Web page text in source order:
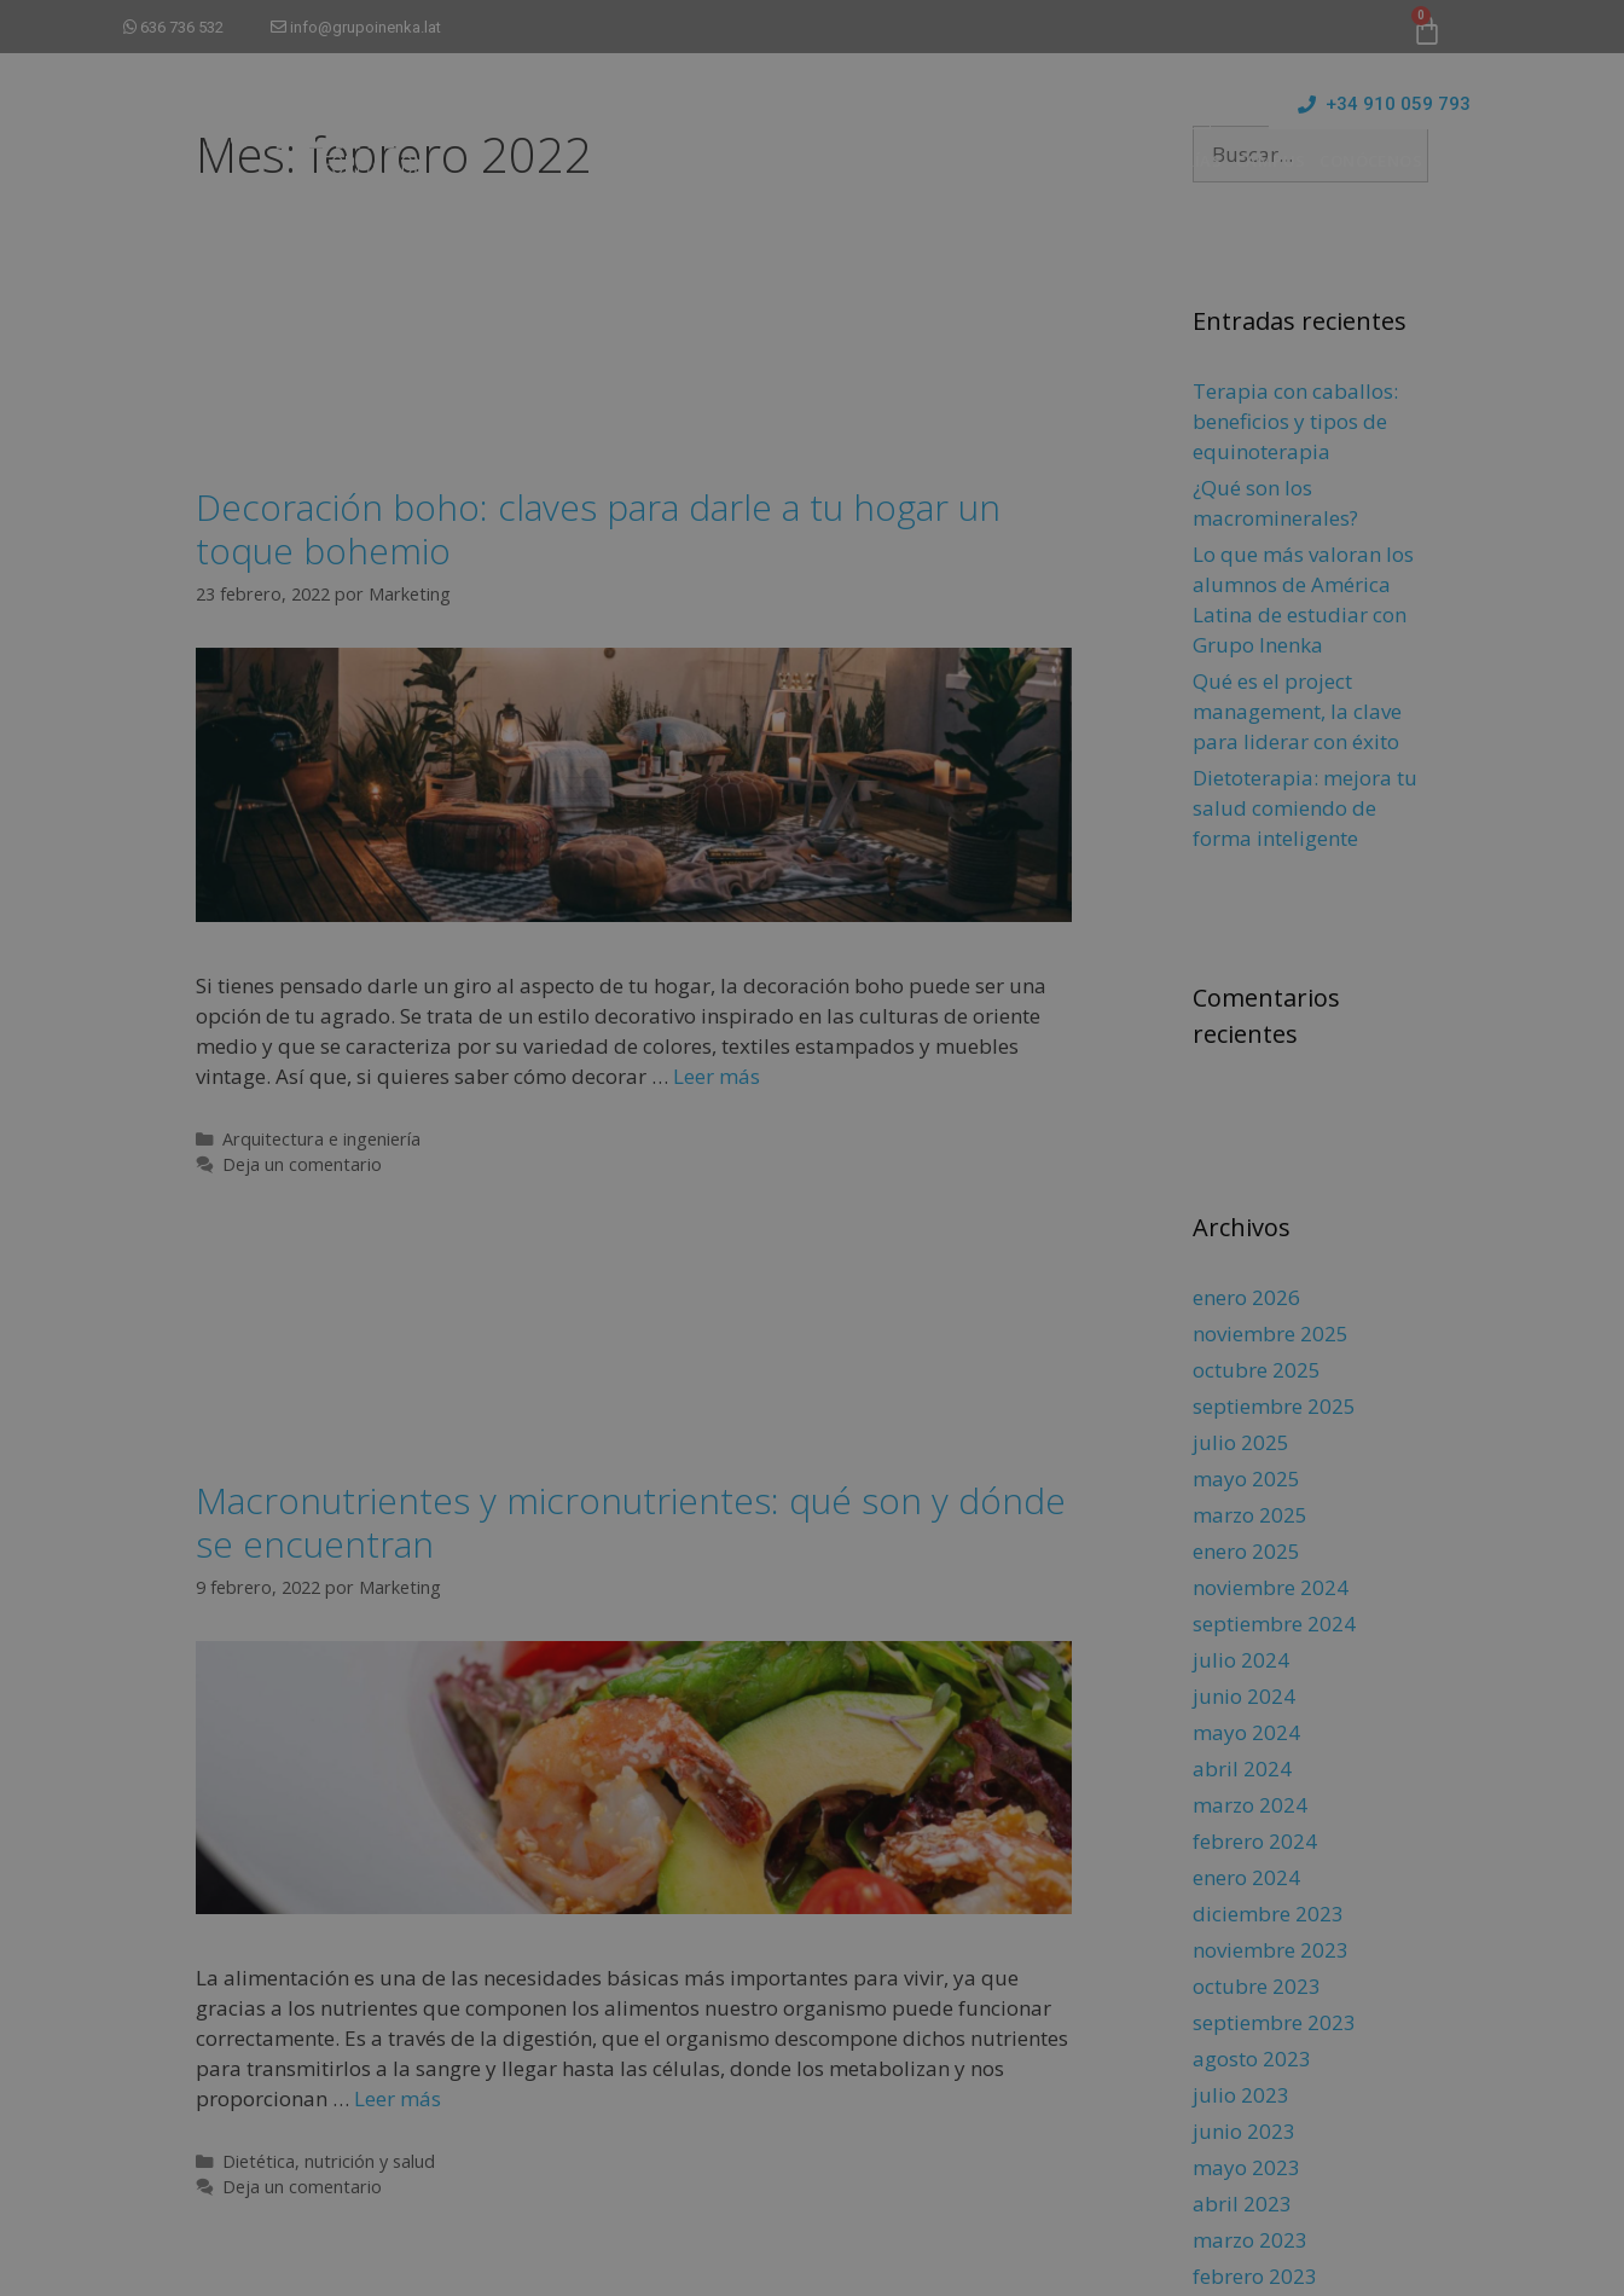
636 736 532 info@grupoinenka.lat
0
+34 910 059 793
MAESTRÍAS CAMPUS
Mes: febrero 2022
Decoración boho: claves para darle a tu hogar un
toque bohemio
23 febrero, 2022 por Marketing
Si tienes pensado darle un giro al aspecto de tu hogar, la decoración boho puede ser una
opción de tu agrado. Se trata de un estilo decorativo inspirado en las culturas de oriente
medio y que se caracteriza por su variedad de colores, textiles estampados y muebles
vintage. Así que, si quieres saber cómo decorar … Leer más
Arquitectura e ingeniería
Deja un comentario
Macronutrientes y micronutrientes: qué son y dónde
se encuentran
9 febrero, 2022 por Marketing
La alimentación es una de las necesidades básicas más importantes para vivir, ya que
gracias a los nutrientes que componen los alimentos nuestro organismo puede funcionar
correctamente. Es a través de la digestión, que el organismo descompone dichos nutrientes
para transmitirlos a la sangre y llegar hasta las células, donde los metabolizan y nos
proporcionan … Leer más
Dietética, nutrición y salud
Deja un comentario
Entradas recientes
Terapia con caballos:
beneficios y tipos de
equinoterapia
¿Qué son los
macrominerales?
Lo que más valoran los
alumnos de América
Latina de estudiar con
Grupo Inenka
Qué es el project
management, la clave
para liderar con éxito
Dietoterapia: mejora tu
salud comiendo de
forma inteligente
Comentarios
recientes
Archivos
enero 2026
noviembre 2025
octubre 2025
septiembre 2025
julio 2025
mayo 2025
marzo 2025
enero 2025
noviembre 2024
septiembre 2024
julio 2024
junio 2024
mayo 2024
abril 2024
marzo 2024
febrero 2024
enero 2024
diciembre 2023
noviembre 2023
octubre 2023
septiembre 2023
agosto 2023
julio 2023
junio 2023
mayo 2023
abril 2023
marzo 2023
febrero 2023